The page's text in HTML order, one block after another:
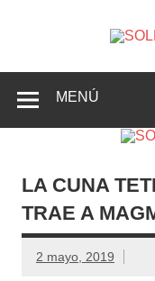
Crevillente,
MENÚ
LA CUNA
TRAE A
2 mayo, 2019